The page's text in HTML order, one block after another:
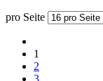
pro Seite
1
2
3